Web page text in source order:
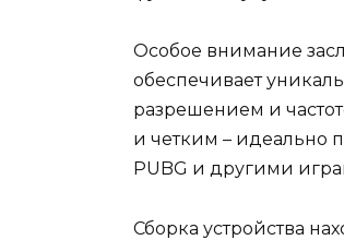
Особое внимание
обеспечивает
разрешением и
и четким – идеально
PUBG и другими
Сборка устройства